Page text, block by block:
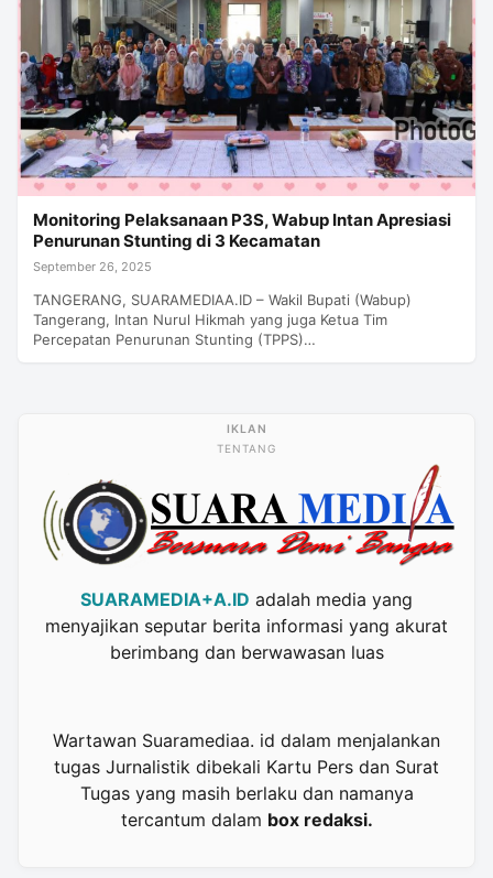
Monitoring Pelaksanaan P3S, Wabup Intan Apresiasi
Penurunan Stunting di 3 Kecamatan
September 26, 2025
TANGERANG, SUARAMEDIAA.ID – Wakil Bupati (Wabup)
Tangerang, Intan Nurul Hikmah yang juga Ketua Tim
Percepatan Penurunan Stunting (TPPS)…
TENTANG
SUARAMEDIA+A.ID adalah media yang
menyajikan seputar berita informasi yang akurat
berimbang dan berwawasan luas
Wartawan Suaramediaa. id dalam menjalankan
tugas Jurnalistik dibekali Kartu Pers dan Surat
Tugas yang masih berlaku dan namanya
tercantum dalam box redaksi.